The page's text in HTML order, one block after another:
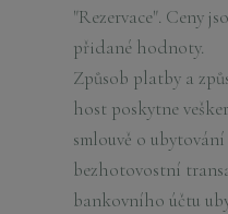
"Rezervace". Ceny
přidané hodnoty.
Způsob platby a
host poskytne
smlouvě o
bezhotovostní
bankovního účtu